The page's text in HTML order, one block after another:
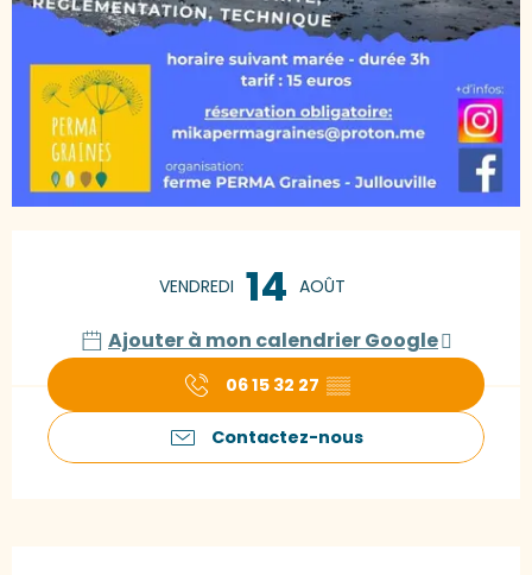
VENDREDI 14 AOÛT
Ajouter à mon calendrier Google
06 15 32 27 ▒▒
Contactez-nous